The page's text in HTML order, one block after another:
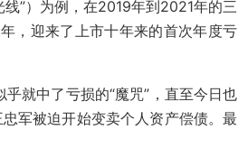
线”）为例，在2019年到2021年的三
，迎来了上市十年来的首次年度亏
就中了亏损的“魔咒”，直至今日也
军被迫开始变卖个人资产偿债。最